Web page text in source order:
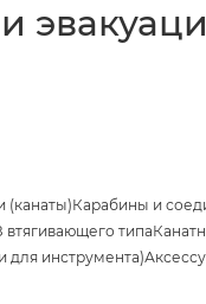
(канаты)Карабины и
типа
для инструмента)